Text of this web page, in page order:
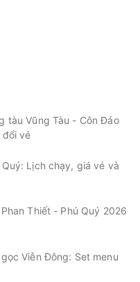
tàu Vũng Tàu - Côn Đảo
đổi vé
Lịch chạy, giá vé và
Thiết - Phú Quý 2026
Viễn Đông: Set menu